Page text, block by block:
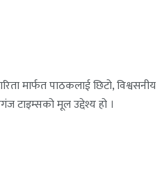
मार्फत पाठकलाई छिटो, विश्वसनीय
टाइम्सको मूल उद्देश्य हो ।